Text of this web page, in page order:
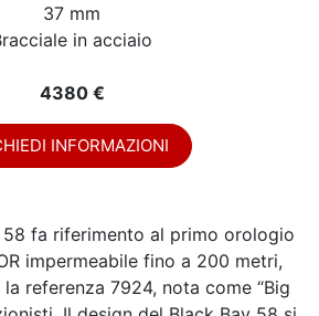
37 mm
in acciaio
4380 €
INFORMAZIONI
58 fa riferimento al primo orologio
impermeabile fino a 200 metri,
referenza 7924, nota come “Big